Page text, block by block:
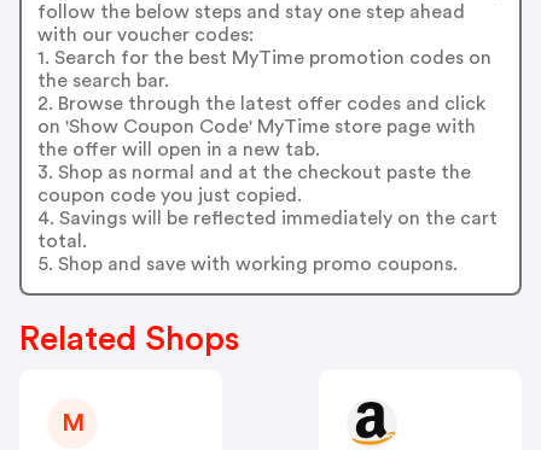
follow the below steps and stay one step ahead
with our voucher codes:
1. Search for the best MyTime promotion codes on
the search bar.
2. Browse through the latest offer codes and click
on 'Show Coupon Code' MyTime store page with
the offer will open in a new tab.
3. Shop as normal and at the checkout paste the
coupon code you just copied.
4. Savings will be reflected immediately on the cart
total.
5. Shop and save with working promo coupons.
Related Shops
M